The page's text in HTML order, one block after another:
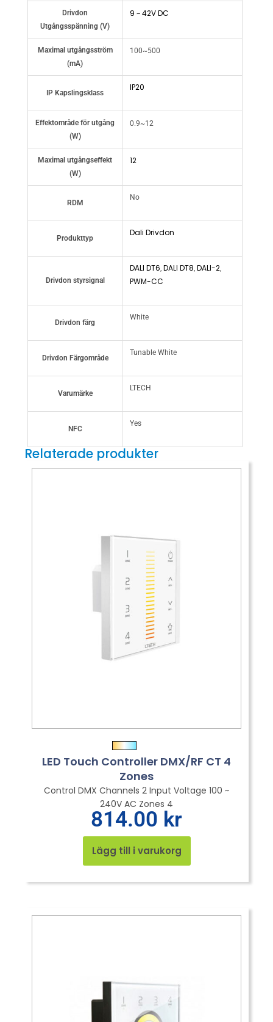
Drivdon
Utgångsspänning (V)
9 ~ 42V DC
Maximal utgångsström
(mA)
100~500
IP Kapslingsklass
IP20
Effektområde för utgång
(W)
0.9~12
Maximal utgångseffekt
(W)
12
RDM
No
Produkttyp
Dali Drivdon
Drivdon styrsignal
DALI DT6, DALI DT8, DALI-2,
PWM-CC
Drivdon färg
White
Drivdon Färgområde
Tunable White
Varumärke
LTECH
NFC
Yes
Relaterade produkter
LED Touch Controller DMX/RF CT 4
Zones
Control DMX Channels 2 Input Voltage 100 ~
240V AC Zones 4
814.00 kr
Lägg till i varukorg